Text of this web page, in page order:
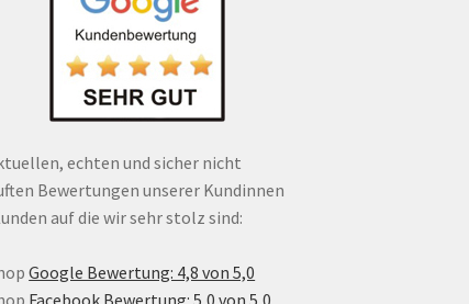
echten und sicher nicht
Bewertungen unserer Kundinnen
auf die wir sehr stolz sind:
Google Bewertung: 4,8 von 5,0
Facebook Bewertung: 5,0 von 5,0